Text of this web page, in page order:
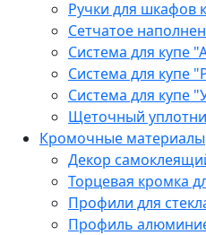
Ручки для шкафов
Сетчатое
Система для купе
Система для купе
Система для купе
Щеточный
Кромочные материалы
Декор
Торцевая кромка
Профили для
Профиль